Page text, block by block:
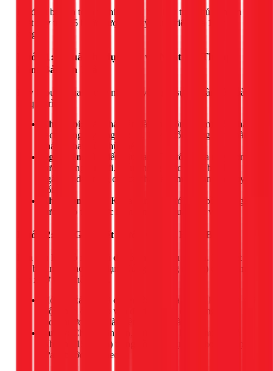
Để đảm bảo an toàn và hiệu quả, bạn hãy tuân thủ nghiêm
ngặt quy trình 5 bước được các kỹ thuật viên của 1Fix áp
dụng.
Bước 1: Chuẩn bị dụng cụ và Ngắt Hệ Thống
Đảm Bảo An Toàn
Đây là bước quan trọng nhất, quyết định sự an toàn của toàn
bộ quá trình.
Chuẩn bị:
Bàn chải cán dài (loại lông mềm), xô, khăn
sạch, găng tay, ủng cao su. Tuyệt đối không dùng bàn
chải sắt hay bùi nhùi thép.
Ngắt điện:
Tìm đến cầu dao (CB) tổng của máy bơm
nước và ngắt nó đi. Nếu không chắc chắn, bạn hãy
ngắt cầu dao tổng của cả nhà để đảm bảo an toàn tuyệt
đối.
Khóa van nước:
Khóa van cấp nước vào bồn để ngăn
nước tiếp tục được bơm lên trong quá trình vệ sinh.
Bước 2: Xả Gần Hết Nước Cũ Ra Khỏi Bồn
Bạn cần loại bỏ nước cũ để có không gian cọ rửa. Hầu hết
các bồn nước inox (cả dạng đứng và dạng ngang) đều có một
van xả ở vị trí thấp nhất.
Mở van xả này và cho nước chảy ra ngoài. Bạn nên nối
một đoạn ống vào van để dẫn nước đến đúng vị trí
thoát nước, tránh làm lênh láng ra sàn mái.
Lưu ý:
Chỉ xả gần cạn, giữ lại một lượng nước nhỏ
(khoảng 15-20cm) trong bồn để phục vụ cho việc cọ
rửa ở bước tiếp theo.